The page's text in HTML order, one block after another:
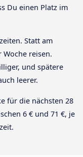
Du einen Platz im
Statt am
reisen.
und spätere
leerer.
für die nächsten 28
6 € und 71 €, je